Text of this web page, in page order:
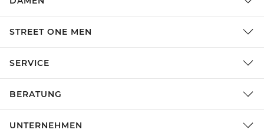
STREET ONE MEN
SERVICE
BERATUNG
UNTERNEHMEN